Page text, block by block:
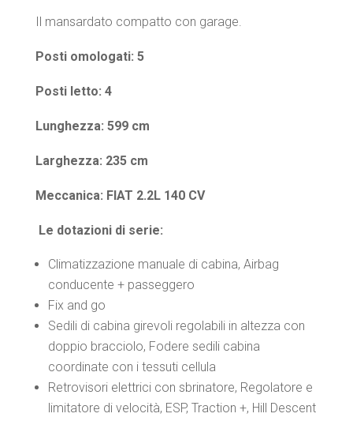
Il mansardato compatto con garage.
Posti omologati: 5
Posti letto: 4
Lunghezza: 599 cm
Larghezza: 235 cm
Meccanica: FIAT 2.2L 140 CV
Le dotazioni di serie:
Climatizzazione manuale di cabina, Airbag
conducente + passeggero
Fix and go
Sedili di cabina girevoli regolabili in altezza con
doppio bracciolo, Fodere sedili cabina
coordinate con i tessuti cellula
Retrovisori elettrici con sbrinatore, Regolatore e
limitatore di velocità, ESP, Traction +, Hill Descent